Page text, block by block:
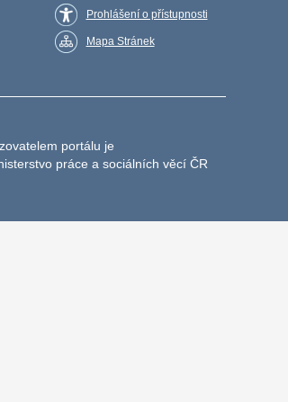
Prohlášení o přístupnosti
Mapa Stránek
portálu je
práce a sociálních věcí ČR